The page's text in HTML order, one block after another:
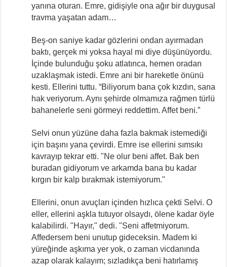
yanına oturan. Emre, gidişiyle ona ağır bir duygusal
travma yaşatan adam…
Beş-on saniye kadar gözlerini ondan ayırmadan
baktı, gerçek mi yoksa hayal mi diye düşünüyordu.
İçinde bulunduğu şoku atlatınca, hemen oradan
uzaklaşmak istedi. Emre ani bir hareketle önünü
kesti. Ellerini tuttu. “Biliyorum bana çok kızdın, sana
hak veriyorum. Aynı şehirde olmamıza rağmen türlü
bahanelerle seni görmeyi reddettim. Affet beni.”
Selvi onun yüzüne daha fazla bakmak istemediği
için başını yana çevirdi. Emre ise ellerini sımsıkı
kavrayıp tekrar etti. "Ne olur beni affet. Bak ben
buradan gidiyorum ve arkamda bana bu kadar
kırgın bir kalp bırakmak istemiyorum."
Ellerini, onun avuçları içinden hızlıca çekti Selvi. O
eller, ellerini aşkla tutuyor olsaydı, ölene kadar öyle
kalabilirdi. "Hayır," dedi. "Seni affetmiyorum.
Affedersem beni unutup gideceksin. Madem ki
yüreğinde aşkıma yer yok, o zaman vicdanında
azap olarak kalayım; sızladıkça beni hatırlamış